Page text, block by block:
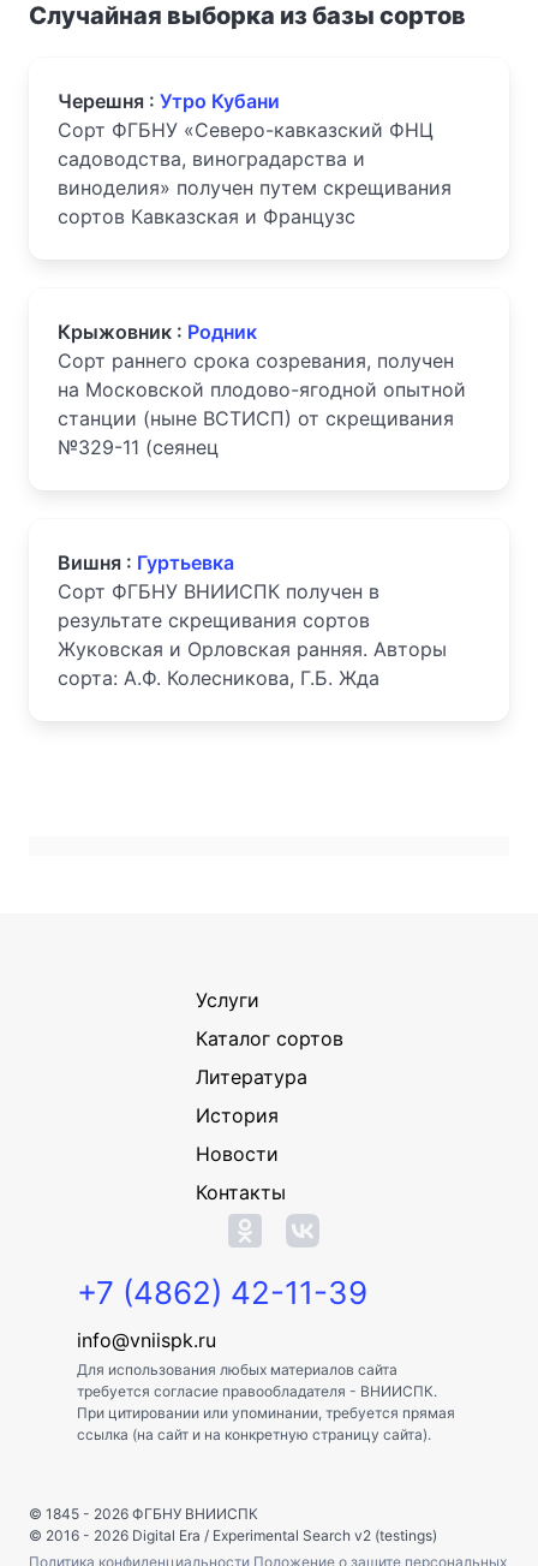
Случайная выборка из базы сортов
Черешня : Утро Кубани
Сорт ФГБНУ «Северо-кавказский ФНЦ
садоводства, виноградарства и
виноделия» получен путем скрещивания
сортов Кавказская и Французс
Крыжовник : Родник
Сорт раннего срока созревания, получен
на Московской плодово-ягодной опытной
станции (ныне ВСТИСП) от скрещивания
№329-11 (сеянец
Вишня : Гуртьевка
Сорт ФГБНУ ВНИИСПК получен в
результате скрещивания сортов
Жуковская и Орловская ранняя. Авторы
сорта: А.Ф. Колесникова, Г.Б. Жда
Услуги
Каталог сортов
Литература
История
Новости
Контакты
+7 (4862) 42-11-39
info@vniispk.ru
Для использования любых материалов сайта
требуется согласие правообладателя - ВНИИСПК.
При цитировании или упоминании, требуется прямая
ссылка (на сайт и на конкретную страницу сайта).
© 1845 - 2026 ФГБНУ ВНИИСПК
© 2016 - 2026 Digital Era / Experimental Search v2 (testings)
Политика конфиденциальности Положение о защите персональных